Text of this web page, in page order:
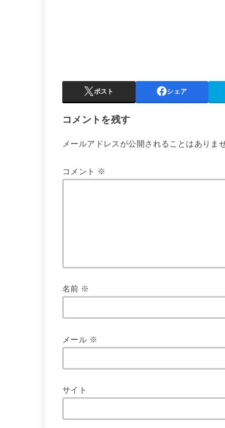
ポスト シェア
コメントを残す
メールアドレスが公開されることはありま
コメント ※
名前 ※
メール ※
サイト